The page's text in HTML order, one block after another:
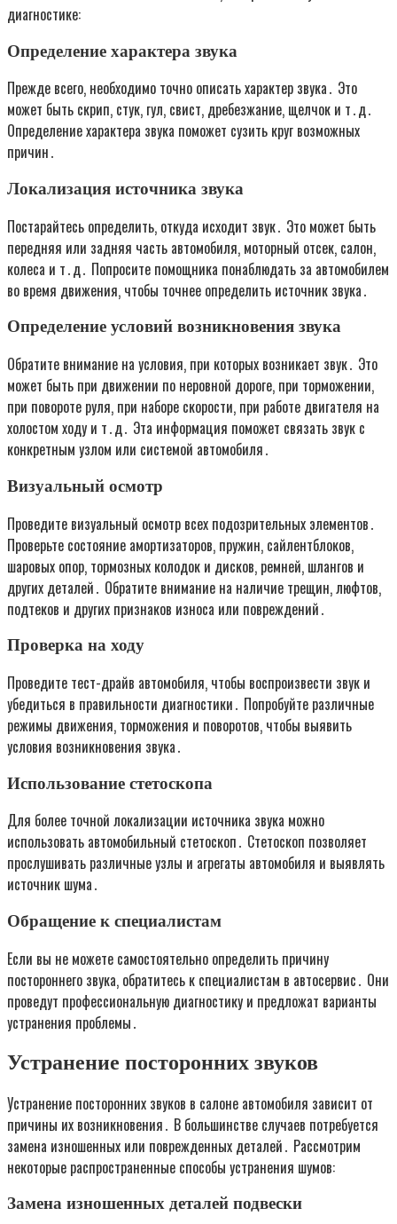
диагностике:
Определение характера звука
Прежде всего‚ необходимо точно описать характер звука․ Это
может быть скрип‚ стук‚ гул‚ свист‚ дребезжание‚ щелчок и т․д․
Определение характера звука поможет сузить круг возможных
причин․
Локализация источника звука
Постарайтесь определить‚ откуда исходит звук․ Это может быть
передняя или задняя часть автомобиля‚ моторный отсек‚ салон‚
колеса и т․д․ Попросите помощника понаблюдать за автомобилем
во время движения‚ чтобы точнее определить источник звука․
Определение условий возникновения звука
Обратите внимание на условия‚ при которых возникает звук․ Это
может быть при движении по неровной дороге‚ при торможении‚
при повороте руля‚ при наборе скорости‚ при работе двигателя на
холостом ходу и т․д․ Эта информация поможет связать звук с
конкретным узлом или системой автомобиля․
Визуальный осмотр
Проведите визуальный осмотр всех подозрительных элементов․
Проверьте состояние амортизаторов‚ пружин‚ сайлентблоков‚
шаровых опор‚ тормозных колодок и дисков‚ ремней‚ шлангов и
других деталей․ Обратите внимание на наличие трещин‚ люфтов‚
подтеков и других признаков износа или повреждений․
Проверка на ходу
Проведите тест-драйв автомобиля‚ чтобы воспроизвести звук и
убедиться в правильности диагностики․ Попробуйте различные
режимы движения‚ торможения и поворотов‚ чтобы выявить
условия возникновения звука․
Использование стетоскопа
Для более точной локализации источника звука можно
использовать автомобильный стетоскоп․ Стетоскоп позволяет
прослушивать различные узлы и агрегаты автомобиля и выявлять
источник шума․
Обращение к специалистам
Если вы не можете самостоятельно определить причину
постороннего звука‚ обратитесь к специалистам в автосервис․ Они
проведут профессиональную диагностику и предложат варианты
устранения проблемы․
Устранение посторонних звуков
Устранение посторонних звуков в салоне автомобиля зависит от
причины их возникновения․ В большинстве случаев потребуется
замена изношенных или поврежденных деталей․ Рассмотрим
некоторые распространенные способы устранения шумов:
Замена изношенных деталей подвески